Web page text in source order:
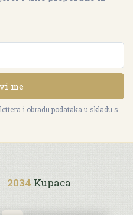
me
i obradu podataka u skladu s
2034 Kupaca